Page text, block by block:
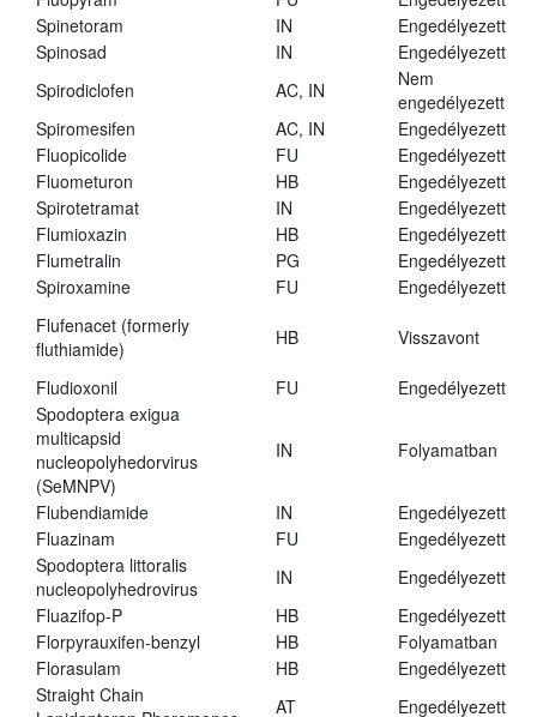
Spinetoram
IN
Engedélyezett
Spinosad
IN
Engedélyezett
Spirodiclofen
AC, IN
Nem
engedélyezett
Spiromesifen
AC, IN
Engedélyezett
Fluopicolide
FU
Engedélyezett
Fluometuron
HB
Engedélyezett
Spirotetramat
IN
Engedélyezett
Flumioxazin
HB
Engedélyezett
Flumetralin
PG
Engedélyezett
Spiroxamine
FU
Engedélyezett
Flufenacet (formerly
fluthiamide)
HB Visszavont
Fludioxonil FU
Engedélyezett
Spodoptera exigua
multicapsid
nucleopolyhedorvirus
(SeMNPV)
IN Folyamatban
Flubendiamide IN
Engedélyezett
Fluazinam
FU
Engedélyezett
Spodoptera littoralis
nucleopolyhedrovirus
IN
Engedélyezett
Fluazifop-P
HB
Engedélyezett
Florpyrauxifen-benzyl
HB
Folyamatban
Florasulam
HB
Engedélyezett
Straight Chain
AT
Engedélyezett